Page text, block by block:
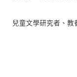
兒童文學研究者、教
邱景墩 戀風草青少
陳安儀 親子教育專